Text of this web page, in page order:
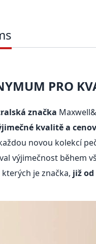
PRO
značka
kvalitě a
novou kolekcí
výjimečnost během
je značka, již